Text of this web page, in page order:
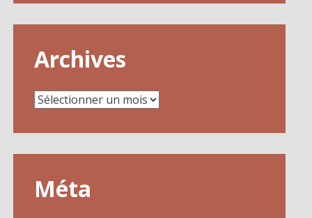
Archives
Archives
Méta